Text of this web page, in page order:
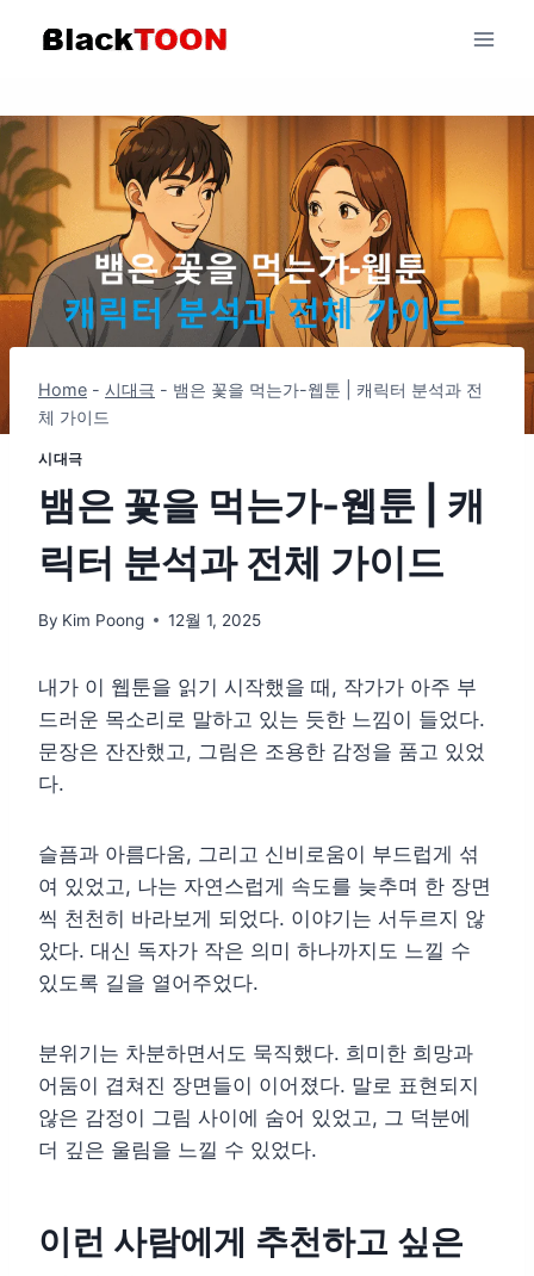
Home - 시대극 - 뱀은 꽃을 먹는가-웹툰 | 캐릭터 분석과 전
체 가이드
시대극
뱀은 꽃을 먹는가-웹툰 | 캐
릭터 분석과 전체 가이드
By Kim Poong 12월 1, 2025
내가 이 웹툰을 읽기 시작했을 때, 작가가 아주 부
드러운 목소리로 말하고 있는 듯한 느낌이 들었다.
문장은 잔잔했고, 그림은 조용한 감정을 품고 있었
다.
슬픔과 아름다움, 그리고 신비로움이 부드럽게 섞
여 있었고, 나는 자연스럽게 속도를 늦추며 한 장면
씩 천천히 바라보게 되었다. 이야기는 서두르지 않
았다. 대신 독자가 작은 의미 하나까지도 느낄 수
있도록 길을 열어주었다.
분위기는 차분하면서도 묵직했다. 희미한 희망과
어둠이 겹쳐진 장면들이 이어졌다. 말로 표현되지
않은 감정이 그림 사이에 숨어 있었고, 그 덕분에
더 깊은 울림을 느낄 수 있었다.
이런 사람에게 추천하고 싶은